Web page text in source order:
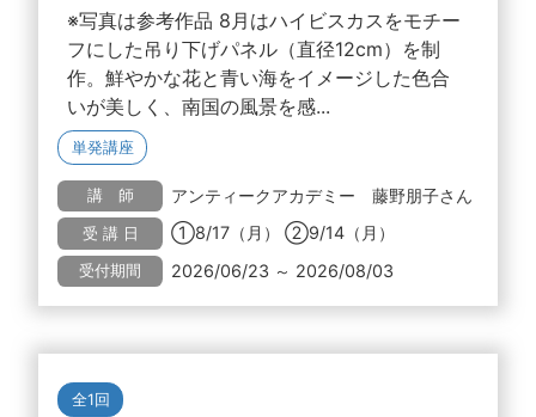
※写真は参考作品 8月はハイビスカスをモチー
フにした吊り下げパネル（直径12cm）を制
作。鮮やかな花と青い海をイメージした色合
いが美しく、南国の風景を感...
単発講座
講 師 アンティークアカデミー 藤野朋子さん
受 講 日 ①8/17（月） ②9/14（月）
受付期間 2026/06/23 ～ 2026/08/03
全1回